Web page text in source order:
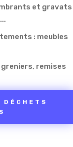
et gravats
: meubles
remises